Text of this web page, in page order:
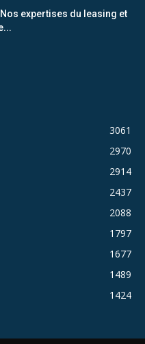
expertises du leasing et
3061
2970
2914
2437
2088
1797
1677
1489
1424